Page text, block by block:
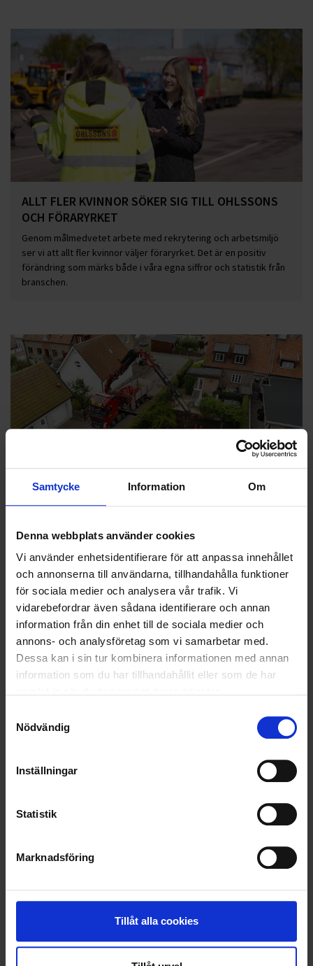
Samtycke Information Om
Denna webbplats använder cookies
Vi använder enhetsidentifierare för att anpassa innehållet
och annonserna till användarna, tillhandahålla funktioner
för sociala medier och analysera vår trafik. Vi
vidarebefordrar även sådana identifierare och annan
information från din enhet till de sociala medier och
annons- och analysföretag som vi samarbetar med.
Dessa kan i sin tur kombinera informationen med annan
information som du har tillhandahållit eller som de har
Nödvändig
Inställningar
Statistik
Marknadsföring
Tillåt alla cookies
ALLT FLER KVINNOR SÖKER SIG TILL OHLSSONS
OCH FÖRARYRKET
Genom målmedvetet arbete med rekrytering och arbetsmiljö
ser vi att allt fler kvinnor väljer föraryrket. Det är en positiv
förändring som märks både i våra egna siffror och statistik från
branschen.
GRÄSREBELLEN TIPSAR: ANLÄGGA GRÄSMATTA
väljer att så eller rulla färdigt gräs är hösten bästa tiden för ditt
projekt. Under höstmånaderna är marken varm, luften fuktig och
fåglarna mätta.
Melker "Gräsrebellen" Bengtsson